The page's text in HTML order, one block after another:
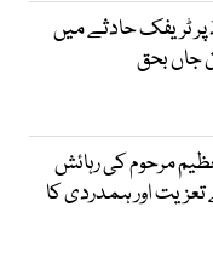
پر ٹریفک حادثے میں
جاں بحق
مرحوم کی رہائش
تعزیت اور ہمدردی کا